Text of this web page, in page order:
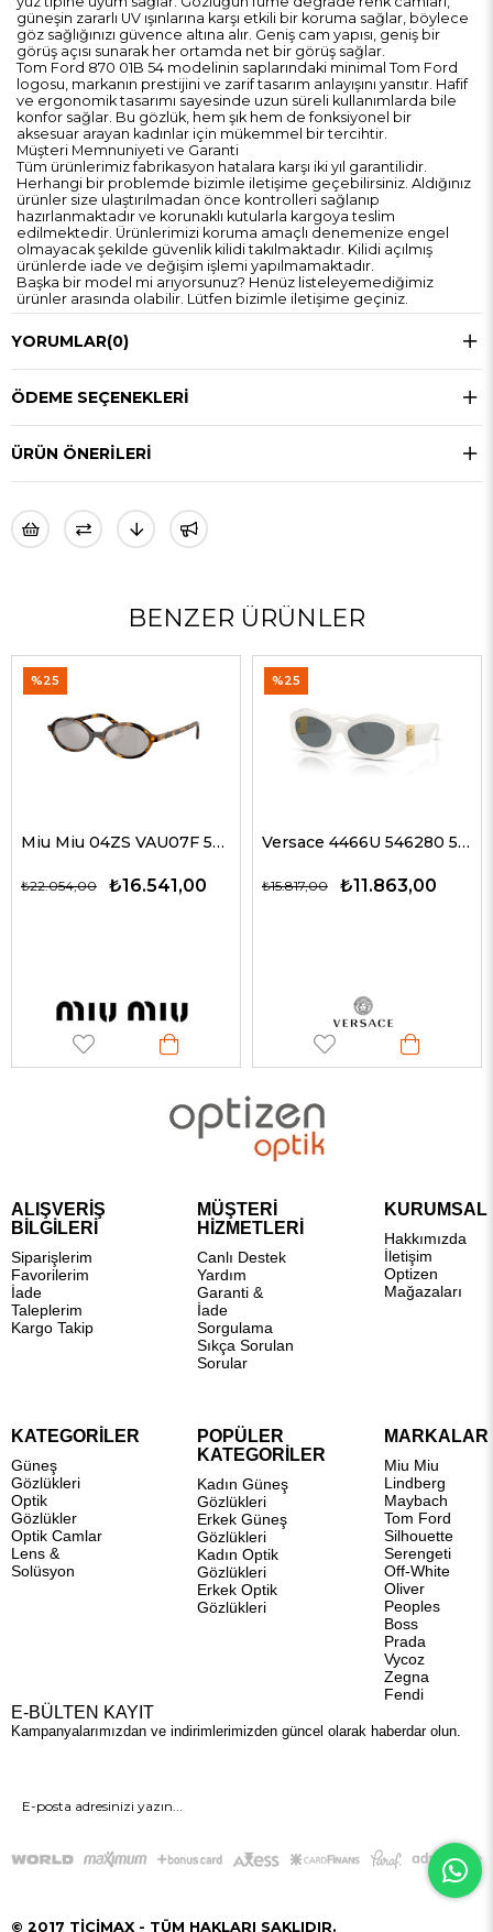
güneşin zararlı UV ışınlarına karşı etkili bir koruma sağlar, böylece
göz sağlığınızı güvence altına alır. Geniş cam yapısı, geniş bir
görüş açısı sunarak her ortamda net bir görüş sağlar.
Tom Ford 870 01B 54 modelinin saplarındaki minimal Tom Ford
logosu, markanın prestijini ve zarif tasarım anlayışını yansıtır. Hafif
ve ergonomik tasarımı sayesinde uzun süreli kullanımlarda bile
konfor sağlar. Bu gözlük, hem şık hem de fonksiyonel bir
aksesuar arayan kadınlar için mükemmel bir tercihtir.
Müşteri Memnuniyeti ve Garanti
Tüm ürünlerimiz fabrikasyon hatalara karşı iki yıl garantilidir.
Herhangi bir problemde bizimle iletişime geçebilirsiniz. Aldığınız
ürünler size ulaştırılmadan önce kontrolleri sağlanıp
hazırlanmaktadır ve korunaklı kutularla kargoya teslim
edilmektedir. Ürünlerimizi koruma amaçlı denemenize engel
olmayacak şekilde güvenlik kilidi takılmaktadır. Kilidi açılmış
ürünlerde iade ve değişim işlemi yapılmamaktadır.
Başka bir model mi arıyorsunuz? Henüz listeleyemediğimiz
ürünler arasında olabilir. Lütfen bizimle iletişime geçiniz.
YORUMLAR(0)
ÖDEME SEÇENEKLERI
ÜRÜN ÖNERILERI
BENZER ÜRÜNLER
Miu Miu 04ZS VAU07F 50 Kadın Güneş Gözlükleri
₺16.541,00
₺22.054,00
%25
Versace 4466U 546280 54 G Kadın Güneş Gözlükleri
₺11.863,00
₺15.817,00
%25
ALIŞVERİŞ
BİLGİLERİ
Siparişlerim
Favorilerim
İade
Taleplerim
Kargo Takip
MÜŞTERİ
HİZMETLERİ
Canlı Destek
Yardım
Garanti &
İade
Sorgulama
Sıkça Sorulan
Sorular
KURUMSAL
Hakkımızda
İletişim
Optizen
Mağazaları
KATEGORİLER
Güneş
Gözlükleri
Optik
Gözlükler
Optik Camlar
Lens &
Solüsyon
POPÜLER
KATEGORİLER
Kadın Güneş
Gözlükleri
Erkek Güneş
Gözlükleri
Kadın Optik
Gözlükleri
Erkek Optik
Gözlükleri
MARKALAR
Miu Miu
Lindberg
Maybach
Tom Ford
Silhouette
Serengeti
Off-White
Oliver
Peoples
Boss
Prada
Vycoz
Zegna
Fendi
E-BÜLTEN KAYIT
Kampanyalarımızdan ve indirimlerimizden güncel olarak haberdar olun.
GÖNDER
© 2017 TİCİMAX - TÜM HAKLARI SAKLIDIR.